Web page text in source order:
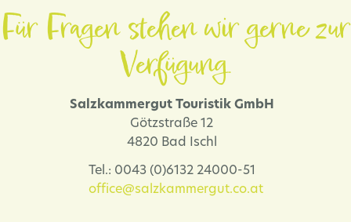
Für Fragen stehen wir gerne zur
Verfügung.
Salzkammergut Touristik GmbH
Götzstraße 12
4820 Bad Ischl
Tel.: 0043 (0)6132 24000-51
office@salzkammergut.co.at